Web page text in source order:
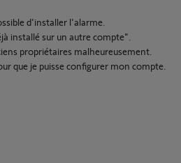
d'installer l'alarme.
installé sur un autre compte".
propriétaires malheureusement.
que je puisse configurer mon compte.